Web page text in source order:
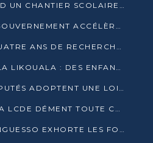
ANGOLA-LIBRE : QUAND UN CHANTIER SCOLAIRE DEVIENT LE MIROIR D’UN CONGO EN MOUVEMENT
PROJET MOSALA : LE GOUVERNEMENT ACCÉLÈRE L’INSERTION DES JEUNES EN 2026
FORCA ECOSYSTEM, QUATRE ANS DE RECHERCHE DE TERRAIN AVANT UN LANCEMENT OFFICIEL EN 2026
TRAFIC HUMAIN DANS LA LIKOUALA : DES ENFANTS AUTOCHTONES RÉDUITS AU TRAVAIL FORCÉ
BUDGET 2026 : LES DÉPUTÉS ADOPTENT UNE LOI DES FINANCES DE PLUS DE 2500 MILLIARDS FCFA
ARNAQUE EN LIGNE : LA LCDE DÉMENT TOUTE CAMPAGNE DE RECRUTEMENT
VŒUX 2026 : SASSOU-NGUESSO EXHORTE LES FORCES VIVES À RENFORCER L’UNITÉ